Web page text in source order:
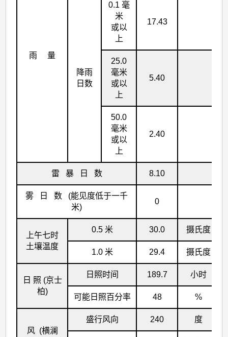
雨 量
降雨
日数
0.1 毫
米
或以
上
17.43
25.0
毫米
或以
上
5.40
50.0
毫米
或以
上
2.40
雷 暴 日 数 8.10
雾 日 数 (能见度低于一千
米)
0
上午七时
土壤温度
0.5 米 30.0 摄氏度
1.0 米 29.4 摄氏度
日 照 (京士
柏)
日照时间 189.7 小时
可能日照百分率 48 %
风 (横澜
盛行风向 240 度